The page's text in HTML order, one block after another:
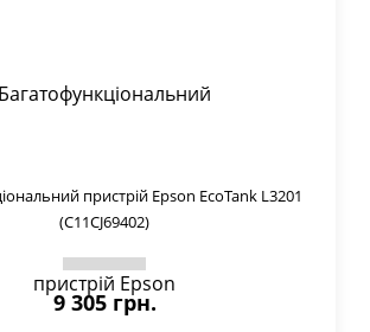
пристрій Epson EcoTank L3201
(C11CJ69402)
9 305 грн.